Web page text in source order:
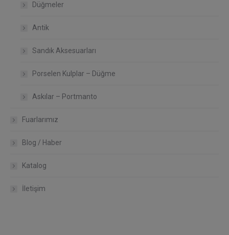
Düğmeler
Antik
Sandık Aksesuarları
Porselen Kulplar – Düğme
Askılar – Portmanto
Fuarlarımız
Blog / Haber
Katalog
İletişim